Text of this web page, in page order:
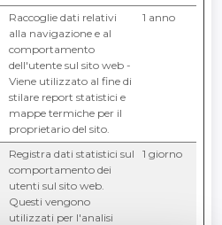
Raccoglie dati relativi
alla navigazione e al
comportamento
dell'utente sul sito web -
Viene utilizzato al fine di
stilare report statistici e
mappe termiche per il
proprietario del sito.
1 anno
Registra dati statistici sul
comportamento dei
utenti sul sito web.
Questi vengono
utilizzati per l'analisi
1 giorno